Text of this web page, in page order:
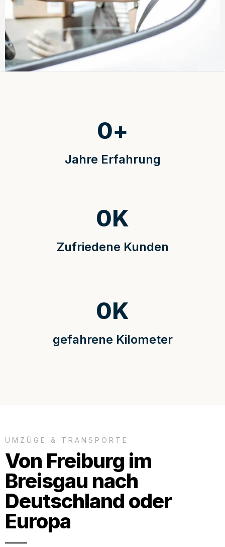
Jahre Erfahrung
0+
Zufriedene Kunden
0K
gefahrene Kilometer
0K
UMZÜGE & TRANSPORTE
Von Freiburg im
Breisgau nach
Deutschland oder
Europa